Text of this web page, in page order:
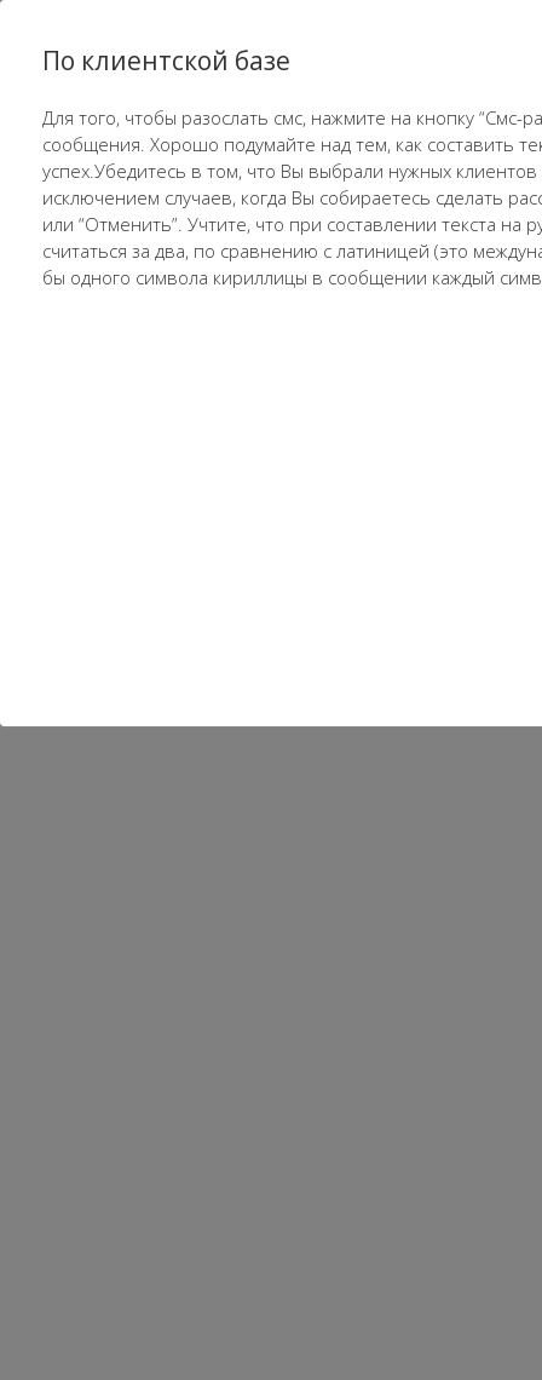
По клиентской базе
Для того, чтобы разослать смс, нажмите на кнопку “Смс-
сообщения. Хорошо подумайте над тем, как составить
успех.Убедитесь в том, что Вы выбрали нужных
исключением случаев, когда Вы собираетесь сделать
или “Отменить”. Учтите, что при составлении текста
считаться за два, по сравнению с латиницей (это
бы одного символа кириллицы в сообщении каждый